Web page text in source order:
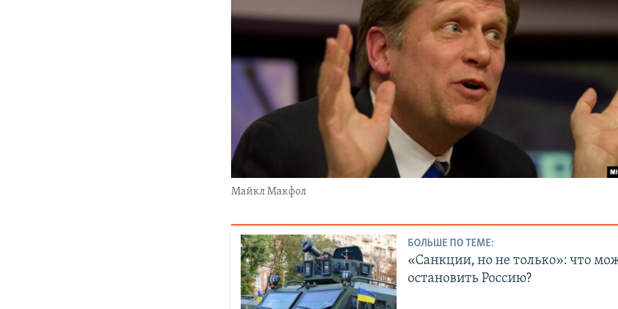
Майкл Макфол
БОЛЬШЕ ПО ТЕМЕ:
«Санкции, но не только»: что
остановить Россию?